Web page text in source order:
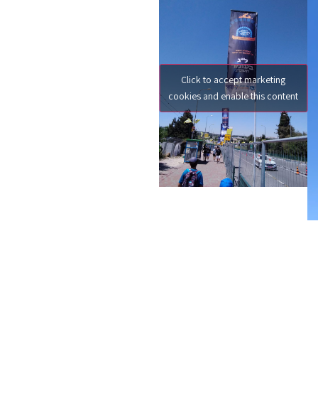
בערוץ היוטיוב
מחלקים מהליך היצור שלנו.
Click to accept marketing
cookies and enable this content